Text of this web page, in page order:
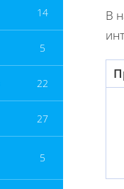
14
5
22
27
5
В